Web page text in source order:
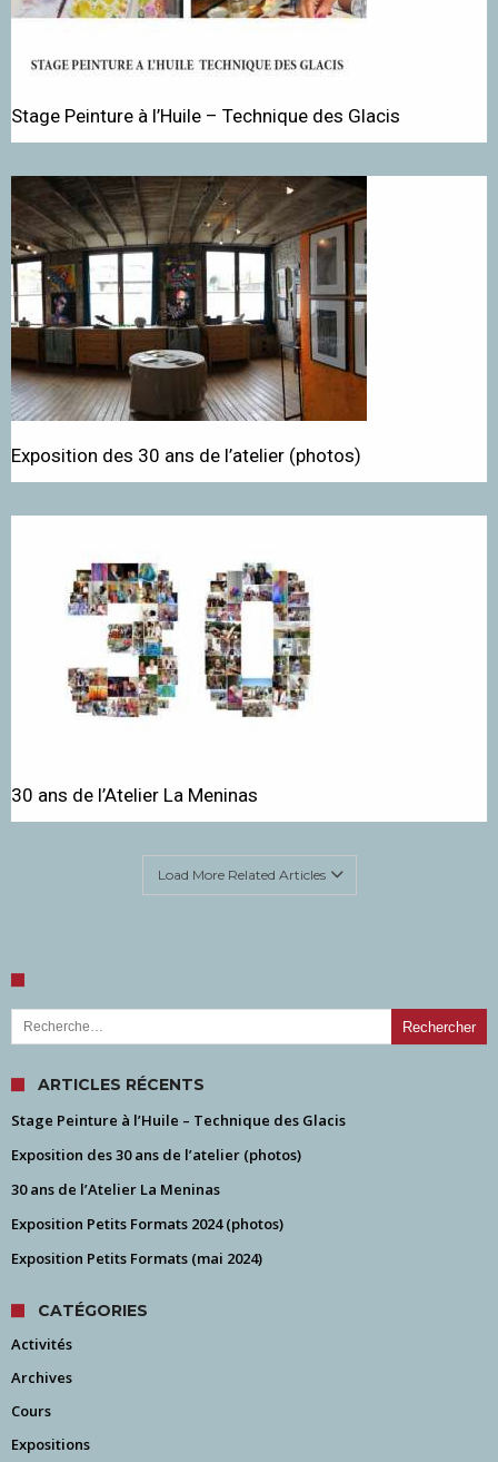
Stage Peinture à l’Huile – Technique des Glacis
Exposition des 30 ans de l’atelier (photos)
30 ans de l’Atelier La Meninas
Load More Related Articles
Rechercher :
ARTICLES RÉCENTS
Stage Peinture à l’Huile – Technique des Glacis
Exposition des 30 ans de l’atelier (photos)
30 ans de l’Atelier La Meninas
Exposition Petits Formats 2024 (photos)
Exposition Petits Formats (mai 2024)
CATÉGORIES
Activités
Archives
Cours
Expositions